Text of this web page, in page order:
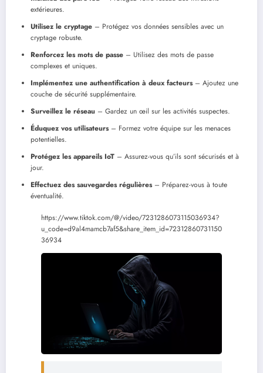
extérieures.
Utilisez le cryptage – Protégez vos données sensibles avec un
cryptage robuste.
Renforcez les mots de passe – Utilisez des mots de passe
complexes et uniques.
Implémentez une authentification à deux facteurs– Ajoutez une
couche de sécurité supplémentaire.
Surveillez le réseau – Gardez un œil sur les activités suspectes.
Éduquez vos utilisateurs– Formez votre équipe sur les menaces
potentielles.
Protégez les appareils IoT – Assurez-vous qu’ils sont sécurisés et à
jour.
Effectuez des sauvegardes régulières– Préparez-vous à toute
éventualité.
https://www.tiktok.com/@/video/7231286073115036934?
u_code=d9al4mamcb7af5&share_item_id=72312860731150
36934